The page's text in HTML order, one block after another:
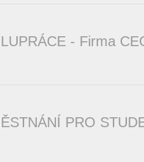
- Firma
PRO